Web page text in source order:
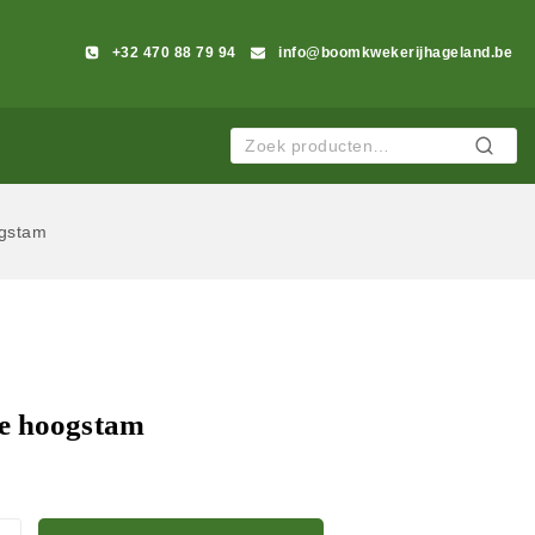
+32 470 88 79 94 info@boomkwekerijhageland.be
Zoeken
hoogstam